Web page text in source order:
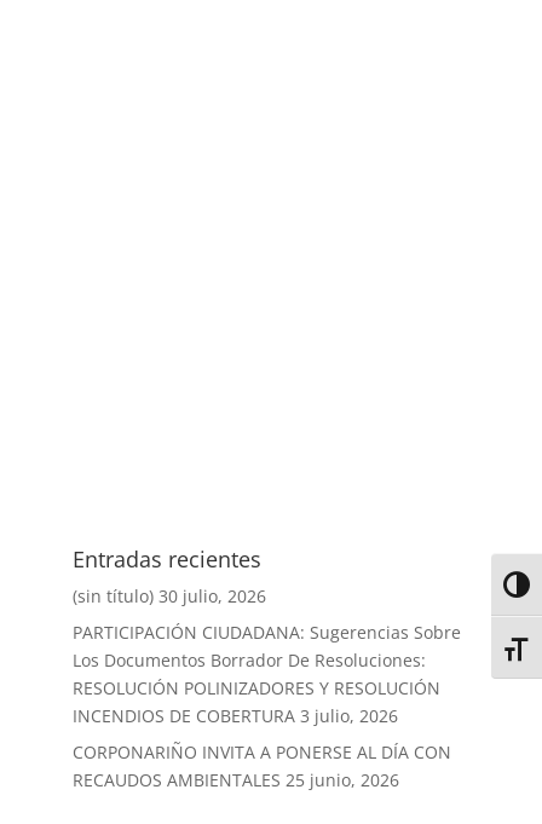
Entradas recientes
(sin título) 30 julio, 2026
PARTICIPACIÓN CIUDADANA: Sugerencias Sobre
Los Documentos Borrador De Resoluciones:
RESOLUCIÓN POLINIZADORES Y RESOLUCIÓN
INCENDIOS DE COBERTURA 3 julio, 2026
CORPONARIÑO INVITA A PONERSE AL DÍA CON
RECAUDOS AMBIENTALES 25 junio, 2026